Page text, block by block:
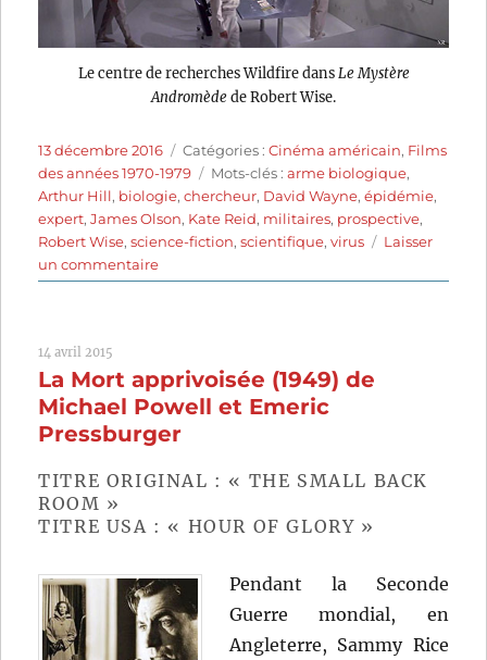
Le centre de recherches Wildfire dans Le Mystère
Andromèdede Robert Wise.
Publié
le
13 décembre 2016 Catégories
Catégories :Cinéma américain, Films
des années 1970-1979
Étiquettes
Mots-clés :arme biologique,
Arthur Hill, biologie,chercheur, David Wayne,épidémie,
expert,James Olson, Kate Reid, militaires, prospective,
Robert Wise,science-fiction,scientifique,virus
Laisser
un commentairesur
Le
de
Robert
14 avril 2015
La Mort apprivoisée (1949) de
Michael Powell et Emeric
Pressburger
TITRE ORIGINAL : « THE SMALL BACK
ROOM »
TITRE USA : « HOUR OF GLORY »
Pendant la Seconde
Guerre mondial, en
Angleterre, Sammy Rice